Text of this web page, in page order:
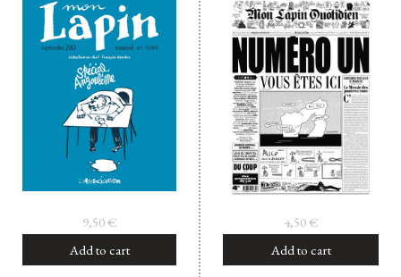
9,50€
Add to cart
4,50€
Add to cart